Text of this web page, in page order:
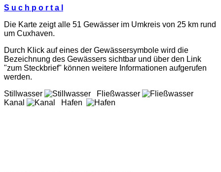
S u c h p o r t a l
Die Karte zeigt alle 51 Gewässer im Umkreis von 25 km rund
um Cuxhaven.
Durch Klick auf eines der Gewässersymbole wird die
Bezeichnung des Gewässers sichtbar und über den Link
"zum Steckbrief" können weitere Informationen aufgerufen
werden.
Stillwasser
Fließwasser
Kanal
Hafen